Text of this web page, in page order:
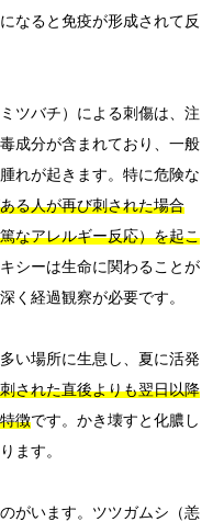
なると免疫が形成されて反
ツバチ）による刺傷は、注
成分が含まれており、一般
れが起きます。特に危険な
る人が再び刺された場合
なアレルギー反応）を起こ
シーは生命に関わることが
く経過観察が必要です。
い場所に生息し、夏に活発
された直後よりも翌日以降
徴です。かき壊すと化膿し
ます。
がいます。ツツガムシ（恙